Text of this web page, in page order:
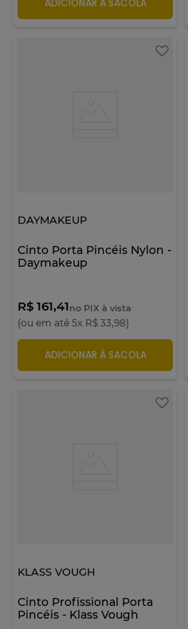
DAYMAKEUP
Cinto Porta Pincéis Nylon -
Daymakeup
R$ 161,41no PIX à vista
(ou em até 5x R$ 33,98)
ADICIONAR À SACOLA
KLASS VOUGH
Cinto Profissional Porta
Pincéis - Klass Vough